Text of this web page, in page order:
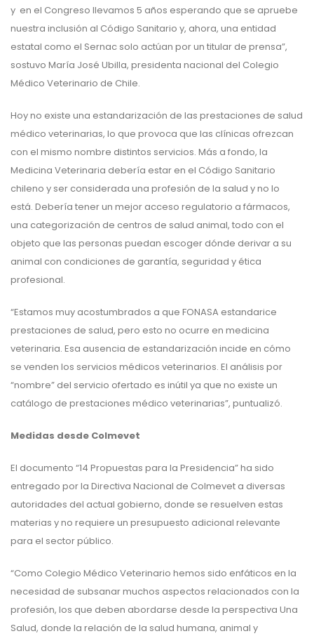
y en el Congreso llevamos 5 años esperando que se apruebe
nuestra inclusión al Código Sanitario y, ahora, una entidad
estatal como el Sernac solo actúan por un titular de prensa”,
sostuvo María José Ubilla, presidenta nacional del Colegio
Médico Veterinario de Chile.
Hoy no existe una estandarización de las prestaciones de salud
médico veterinarias, lo que provoca que las clínicas ofrezcan
con el mismo nombre distintos servicios. Más a fondo, la
Medicina Veterinaria debería estar en el Código Sanitario
chileno y ser considerada una profesión de la salud y no lo
está. Debería tener un mejor acceso regulatorio a fármacos,
una categorización de centros de salud animal, todo con el
objeto que las personas puedan escoger dónde derivar a su
animal con condiciones de garantía, seguridad y ética
profesional.
“Estamos muy acostumbrados a que FONASA estandarice
prestaciones de salud, pero esto no ocurre en medicina
veterinaria. Esa ausencia de estandarización incide en cómo
se venden los servicios médicos veterinarios. El análisis por
“nombre” del servicio ofertado es inútil ya que no existe un
catálogo de prestaciones médico veterinarias”, puntualizó.
Medidas desde Colmevet
El documento “14 Propuestas para la Presidencia” ha sido
entregado por la Directiva Nacional de Colmevet a diversas
autoridades del actual gobierno, donde se resuelven estas
materias y no requiere un presupuesto adicional relevante
para el sector público.
“Como Colegio Médico Veterinario hemos sido enfáticos en la
necesidad de subsanar muchos aspectos relacionados con la
profesión, los que deben abordarse desde la perspectiva Una
Salud, donde la relación de la salud humana, animal y